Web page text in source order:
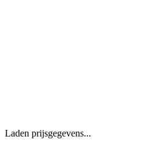
Laden prijsgegevens...